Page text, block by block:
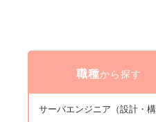
職種から探す
サーバエンジニア（設計・構